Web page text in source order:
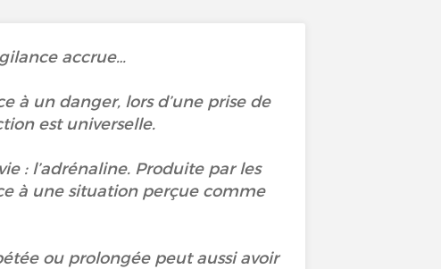
accrue…
à un danger, lors d’une prise de
est universelle.
: l’adrénaline. Produite par les
à une situation perçue comme
ou prolongée peut aussi avoir